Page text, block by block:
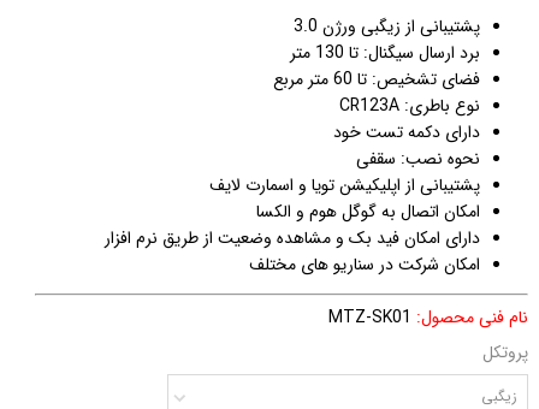
پشتیبانی از زیگبی ورژن 3.0
برد ارسال سیگنال: تا 130 متر
فضای تشخیص: تا 60 متر مربع
نوع باطری: CR123A
دارای دکمه تست خود
نحوه نصب: سقفی
پشتیبانی از اپلیکیشن تویا و اسمارت لایف
امکان اتصال به گوگل هوم و الکسا
دارای امکان فید بک و مشاهده وضعیت از طریق نرم افزار
امکان شرکت در سناریو های مختلف
نام فنی محصول: MTZ-SK01
پروتکل
زیگبی